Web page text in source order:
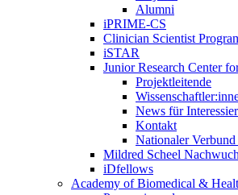
Alumni
iPRIME-CS
Clinician Scientist
iSTAR
Junior Research Center
Projektleitende
News für
Kontakt
Nationaler
Mildred Scheel
iDfellows
Academy of Biomedical &